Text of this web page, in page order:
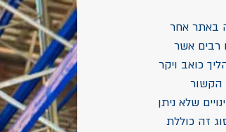
באתר אחר
רבים אשר
כואב ויקר
הקשור
שלא ניתן
זה כוללת